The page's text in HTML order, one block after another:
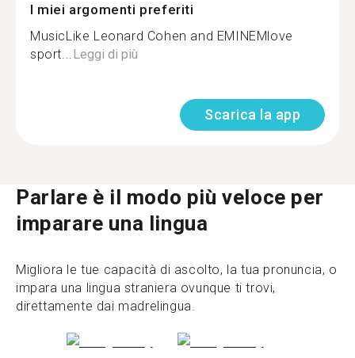
I miei argomenti preferiti
MusicLike Leonard Cohen and EMINEMlove
sport... Leggi di più
Scarica la app
Parlare è il modo più veloce per
imparare una lingua
Migliora le tue capacità di ascolto, la tua pronuncia, o
impara una lingua straniera ovunque ti trovi,
direttamente dai madrelingua.